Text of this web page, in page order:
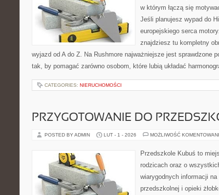
w którym łączą się
Jeśli planujesz wypad do
europejskiego serca
znajdziesz tu kompletny
wyjazd od A do Z. Na Rushmore najważniejsze jest sprawdzone
tak, by pomagać zarówno osobom, które lubią układać
CATEGORIES: NIERUCHOMOŚCI
PRZYGOTOWANIE DO
POSTED BY ADMIN LUT - 1 - 2026 MOŻLIWOŚĆ
Przedszkole Kubuś to
rodzicach oraz o
wiarygodnych informacji
przedszkolnej i opieki